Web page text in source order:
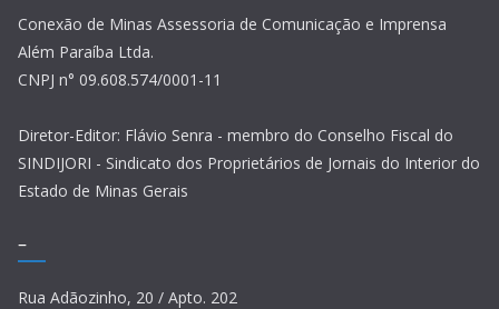
Conexão de Minas Assessoria de Comunicação e Imprensa
Além Paraíba Ltda.
CNPJ n° 09.608.574/0001-11
Diretor-Editor: Flávio Senra - membro do Conselho Fiscal do
SINDIJORI - Sindicato dos Proprietários de Jornais do Interior do
Estado de Minas Gerais
–
Rua Adãozinho, 20 / Apto. 202